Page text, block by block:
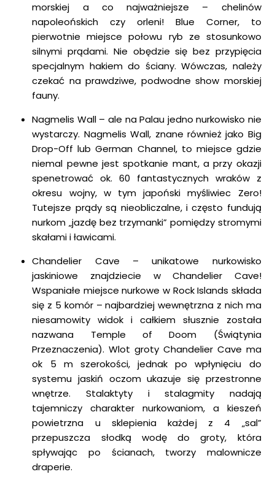
morskiej a co najważniejsze – chelinów
napoleońskich czy orleni! Blue Corner, to
pierwotnie miejsce połowu ryb ze stosunkowo
silnymi prądami. Nie obędzie się bez przypięcia
specjalnym hakiem do ściany. Wówczas, należy
czekać na prawdziwe, podwodne show morskiej
fauny.
Nagmelis Wall – ale na Palau jedno nurkowisko nie
wystarczy. Nagmelis Wall, znane również jako Big
Drop-Off lub German Channel, to miejsce gdzie
niemal pewne jest spotkanie mant, a przy okazji
spenetrować ok. 60 fantastycznych wraków z
okresu wojny, w tym japoński myśliwiec Zero!
Tutejsze prądy są nieobliczalne, i często fundują
nurkom „jazdę bez trzymanki” pomiędzy stromymi
skałami i ławicami.
Chandelier Cave – unikatowe nurkowisko
jaskiniowe znajdziecie w Chandelier Cave!
Wspaniałe miejsce nurkowe w Rock Islands składa
się z 5 komór – najbardziej wewnętrzna z nich ma
niesamowity widok i całkiem słusznie została
nazwana Temple of Doom (Świątynia
Przeznaczenia). Wlot groty Chandelier Cave ma
ok 5 m szerokości, jednak po wpłynięciu do
systemu jaskiń oczom ukazuje się przestronne
wnętrze. Stalaktyty i stalagmity nadają
tajemniczy charakter nurkowaniom, a kieszeń
powietrzna u sklepienia każdej z 4 „sal”
przepuszcza słodką wodę do groty, która
spływając po ścianach, tworzy malownicze
draperie.